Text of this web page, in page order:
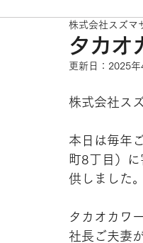
業務内容まとめ そ
タカオ
株式会社スズマ
更新日： 2025年
株式会社ス
本日は毎年
町8丁目）
供しました。
タカオカワ
社長ご夫妻